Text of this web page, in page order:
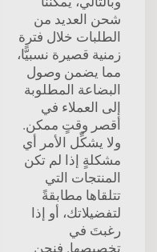
شحن العديد من
الطلبات خلال فترة
زمنية قصيرة نسبيًّا،
مما يضمن وصول
البضاعة المطلوبة
إلى العملاء في
أقصر وقتٍ ممكن.
ولا يشكِّل الأمر أي
مشكلةٍ إذا لم تكن
المنتجات التي
تتلقاها مطابقةً
لتفضيلاتك، أو إذا
رغبتَ في
تخصيصها. فنحن